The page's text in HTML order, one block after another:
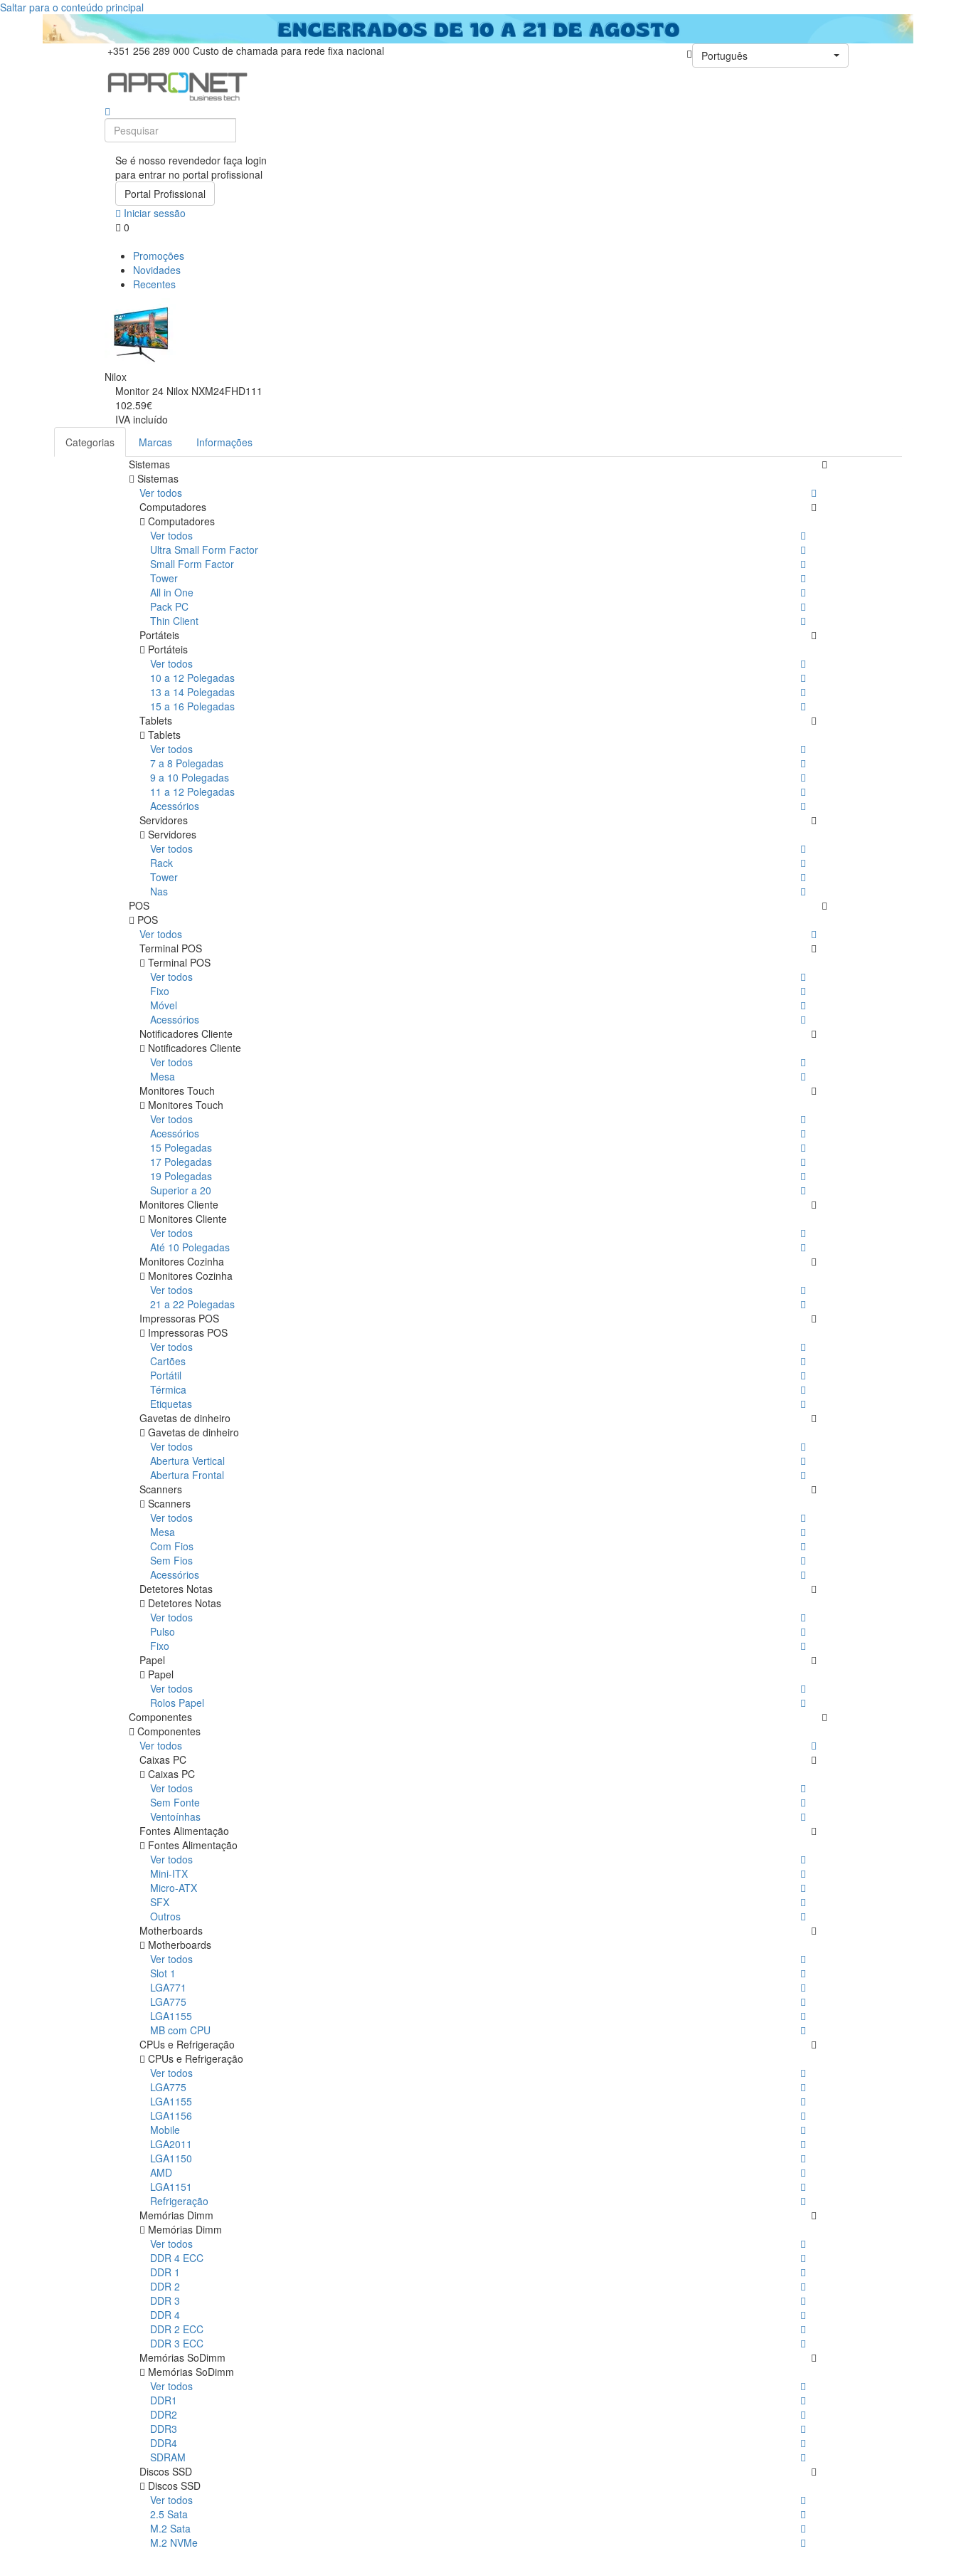
Saltar para o conteúdo principal
+351 256 289 000 Custo de chamada para rede fixa nacional Português
Se é nosso revendedor faça login
para entrar no portal profissional
Portal Profissional
Iniciar sessão
0
Promoções
Novidades
Recentes
Nilox
Monitor 24 Nilox NXM24FHD111
102.59€
IVA incluído
Categorias
Marcas
Informações
Sistemas
Sistemas
Ver todos
Computadores
Computadores
Ver todos
Ultra Small Form Factor
Small Form Factor
Tower
All in One
Pack PC
Thin Client
Portáteis
Portáteis
Ver todos
10 a 12 Polegadas
13 a 14 Polegadas
15 a 16 Polegadas
Tablets
Tablets
Ver todos
7 a 8 Polegadas
9 a 10 Polegadas
11 a 12 Polegadas
Acessórios
Servidores
Servidores
Ver todos
Rack
Tower
Nas
POS
POS
Ver todos
Terminal POS
Terminal POS
Ver todos
Fixo
Móvel
Acessórios
Notificadores Cliente
Notificadores Cliente
Ver todos
Mesa
Monitores Touch
Monitores Touch
Ver todos
Acessórios
15 Polegadas
17 Polegadas
19 Polegadas
Superior a 20
Monitores Cliente
Monitores Cliente
Ver todos
Até 10 Polegadas
Monitores Cozinha
Monitores Cozinha
Ver todos
21 a 22 Polegadas
Impressoras POS
Impressoras POS
Ver todos
Cartões
Portátil
Térmica
Etiquetas
Gavetas de dinheiro
Gavetas de dinheiro
Ver todos
Abertura Vertical
Abertura Frontal
Scanners
Scanners
Ver todos
Mesa
Com Fios
Sem Fios
Acessórios
Detetores Notas
Detetores Notas
Ver todos
Pulso
Fixo
Papel
Papel
Ver todos
Rolos Papel
Componentes
Componentes
Ver todos
Caixas PC
Caixas PC
Ver todos
Sem Fonte
Ventoínhas
Fontes Alimentação
Fontes Alimentação
Ver todos
Mini-ITX
Micro-ATX
SFX
Outros
Motherboards
Motherboards
Ver todos
Slot 1
LGA771
LGA775
LGA1155
MB com CPU
CPUs e Refrigeração
CPUs e Refrigeração
Ver todos
LGA775
LGA1155
LGA1156
Mobile
LGA2011
LGA1150
AMD
LGA1151
Refrigeração
Memórias Dimm
Memórias Dimm
Ver todos
DDR 4 ECC
DDR 1
DDR 2
DDR 3
DDR 4
DDR 2 ECC
DDR 3 ECC
Memórias SoDimm
Memórias SoDimm
Ver todos
DDR1
DDR2
DDR3
DDR4
SDRAM
Discos SSD
Discos SSD
Ver todos
2.5 Sata
M.2 Sata
M.2 NVMe